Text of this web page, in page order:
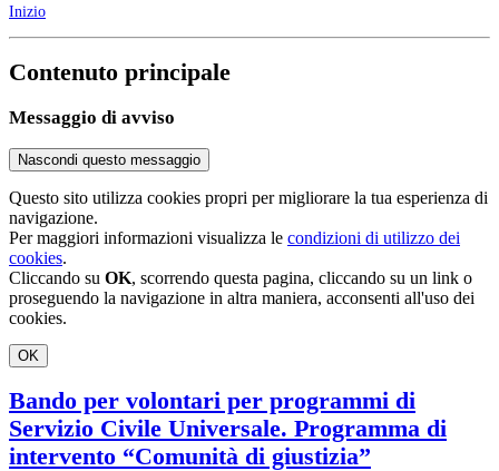
Inizio
Contenuto principale
Messaggio di avviso
Nascondi questo messaggio
Questo sito utilizza cookies propri per migliorare la tua esperienza di
navigazione.
Per maggiori informazioni visualizza le condizioni di utilizzo dei
cookies.
Cliccando su OK, scorrendo questa pagina, cliccando su un link o
proseguendo la navigazione in altra maniera, acconsenti all'uso dei
cookies.
OK
Bando per volontari per programmi di
Servizio Civile Universale. Programma di
intervento “Comunità di giustizia”